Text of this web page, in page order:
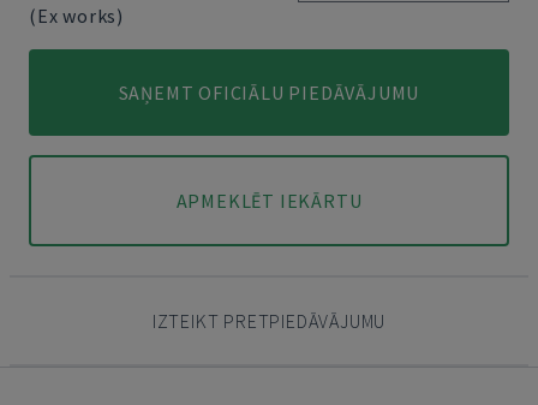
(Ex works)
SAŅEMT OFICIĀLU PIEDĀVĀJUMU
APMEKLĒT IEKĀRTU
IZTEIKT PRETPIEDĀVĀJUMU